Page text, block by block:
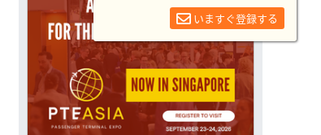
いますぐ登録する